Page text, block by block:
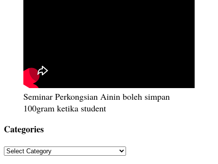
Seminar Perkongsian Ainin boleh simpan
100gram ketika student
Categories
Categories